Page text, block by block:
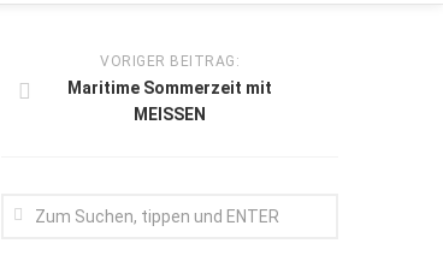
VORIGER BEITRAG:
Maritime Sommerzeit mit
MEISSEN